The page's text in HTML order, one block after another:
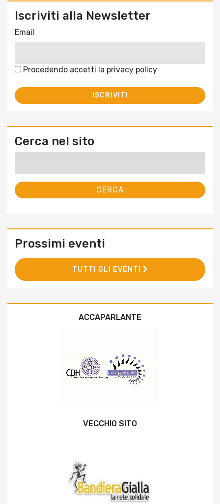
Iscriviti alla Newsletter
Email
Procedendo accetti la privacy policy
Cerca nel sito
Prossimi eventi
TUTTI GLI EVENTI
ACCAPARLANTE
VECCHIO SITO